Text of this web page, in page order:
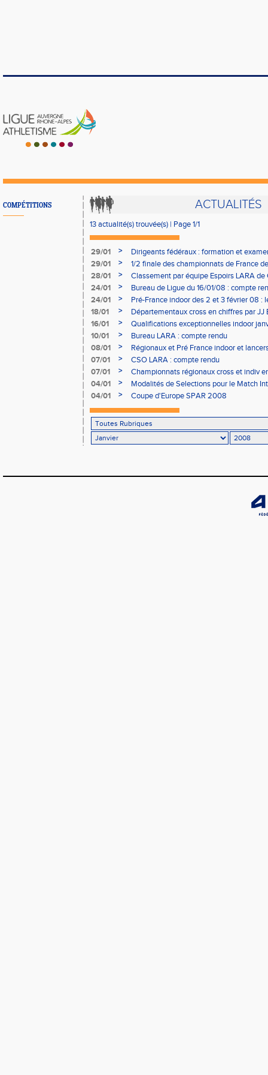
COMPÉTITIONS ACTUALITÉS
13 actualité(s) trouvée(s) | Page 1/1
29/01 >
Dirigeants fédéraux : formation et
29/01
>
1/2 finale des championnats de France
28/01
>
Classement par équipe Espoirs LARA de
24/01
>
Bureau de Ligue du 16/01/08 : compte
24/01
>
Pré-France indoor des 2 et 3 février 08 :
18/01
>
Départementaux cross en chiffres par JJ
16/01
>
Qualifications exceptionnelles indoor
10/01
>
Bureau LARA : compte rendu
08/01
>
Régionaux et Pré France indoor et
07/01
>
CSO LARA : compte rendu
07/01
>
Championnats régionaux cross et indiv
04/01
>
Modalités de Selections pour le Match
04/01
> Coupe d'Europe SPAR 2008